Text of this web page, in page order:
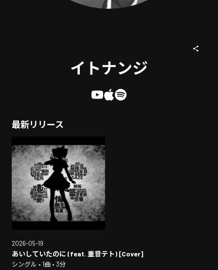
イトナンジ
最新リリース
2026-05-19
あいしていたのに (feat. 重音テト) [Cover]
シングル • 1曲 • 3分